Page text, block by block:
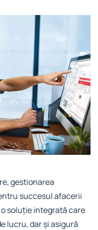
gestionarea
succesul afacerii
soluție integrată care
lucru, dar și asigură